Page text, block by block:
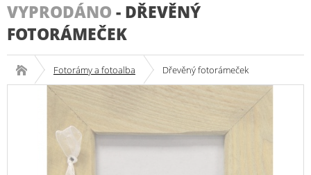
VYPRODÁNO - DŘEVĚNÝ
FOTORÁMEČEK
Fotorámy a fotoalba Dřevěný fotorámeček